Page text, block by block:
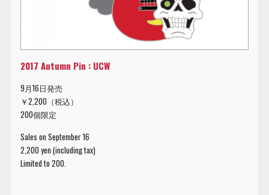
2017 Autumn Pin : UCW
9月16日発売
￥2,200（税込）
200個限定
Sales on September 16
2,200 yen (including tax)
Limited to 200.